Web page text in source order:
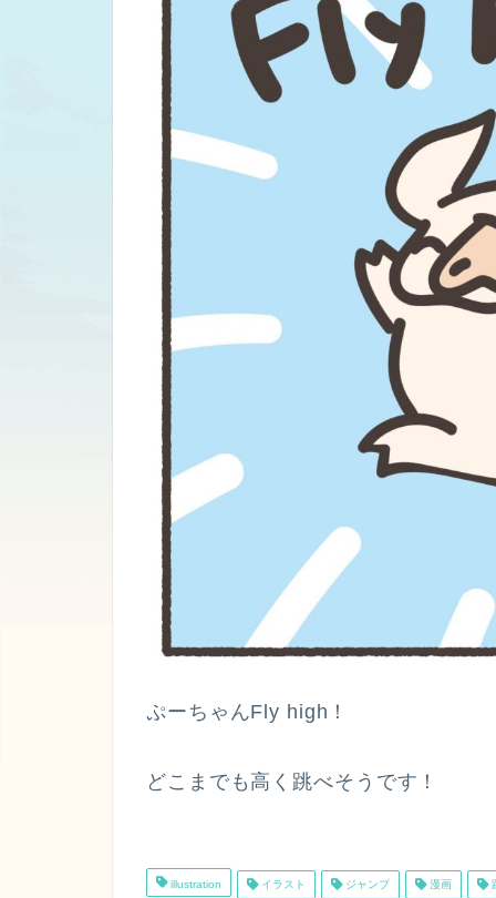
ぷーちゃんFly high！
どこまでも高く跳べそうです！
illustration イラスト ジャンプ 漫画